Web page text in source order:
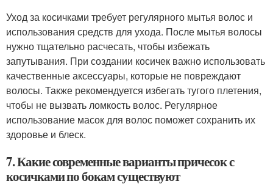
Уход за косичками требует регулярного мытья волос и
использования средств для ухода. После мытья волосы
нужно тщательно расчесать, чтобы избежать
запутывания. При создании косичек важно использовать
качественные аксессуары, которые не повреждают
волосы. Также рекомендуется избегать тугого плетения,
чтобы не вызвать ломкость волос. Регулярное
использование масок для волос поможет сохранить их
здоровье и блеск.
7. Какие современные варианты причесок с
косичками по бокам существуют